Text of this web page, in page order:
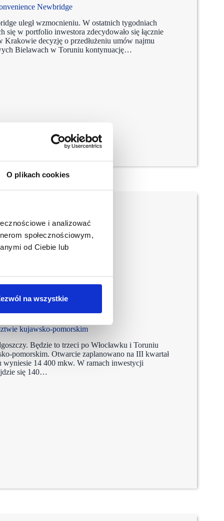
O plikach cookies
i analizować
społecznościowym,
od Ciebie lub
na wszystkie
Newbridge
uległ wzmocnieniu. W ostatnich tygodniach
się w portfolio inwestora zdecydowało się łącznie
decyzję o przedłużeniu umów najmu
Bielawach w Toruniu kontynuację…
kujawsko-pomorskim
Będzie to trzeci po Włocławku i Toruniu
pomorskim. Otwarcie zaplanowano na III kwartał
14 400 mkw. W ramach inwestycji
się 140…